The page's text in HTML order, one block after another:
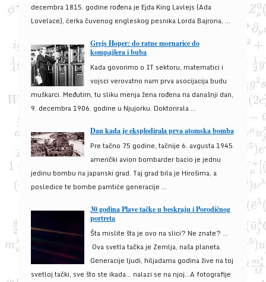
decembra 1815. godine rođena je Ejda King Lavlejs (Ada
Lovelace), ćerka čuvenog engleskog pesnika Lorda Bajrona, ...
Grejs Hoper: do ratne mornarice do
kompajlera i buba
Kada govorimo o IT sektoru, matematici i
vojsci verovatno nam prva asocijacija budu
muškarci. Međutim, tu sliku menja žena rođena na današnji dan,
9. decembra 1906. godine u Njujorku. Doktorirala ...
Dan kada je eksplodirala prva atomska bomba
Pre tačno 75 godine, tačnije 6. avgusta 1945.
američki avion bombarder bacio je jednu
jedinu bombu na japanski grad. Taj grad bila je Hirošima, a
posledice te bombe pamtiće generacije ...
30 godina Plave tačke u beskraju i Porodičnog
portreta
Šta mislite šta je ovo na slici? Ne znate? …
Ova svetla tačka je Zemlja, naša planeta.
Generacije ljudi, hiljadama godina žive na toj
svetloj tački, sve što ste ikada… nalazi se na njoj…A fotografije